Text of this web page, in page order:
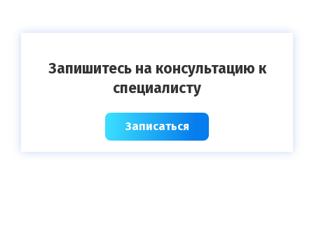
Запишитесь на консультацию к
специалисту
Записаться